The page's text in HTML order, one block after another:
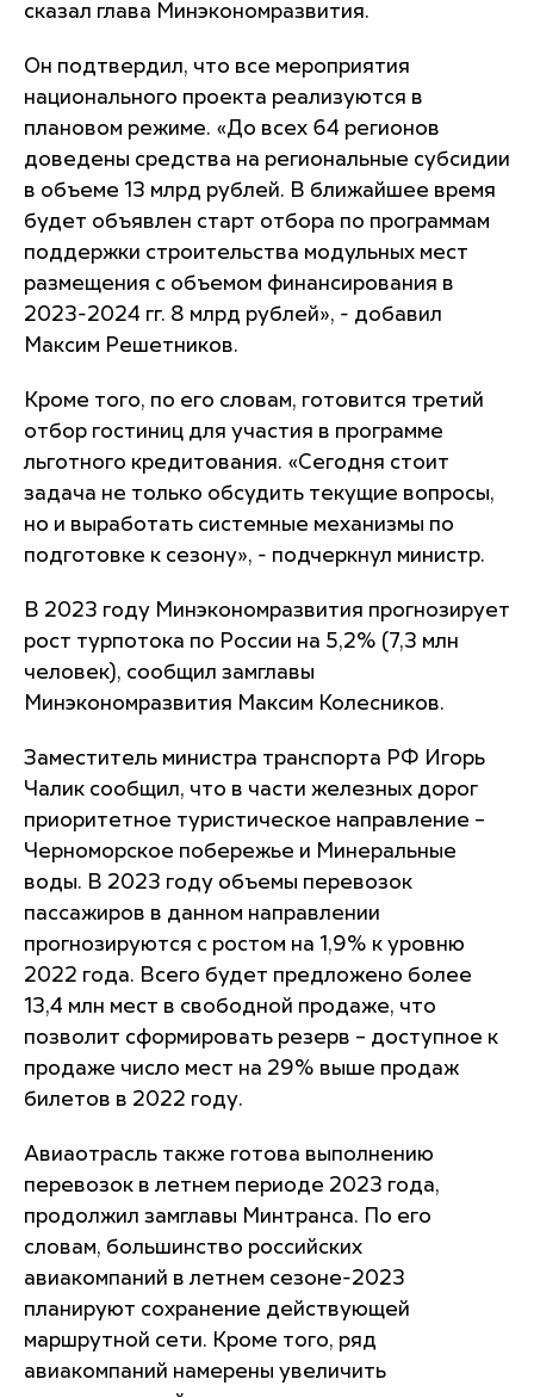
сказал глава Минэкономразвития.
Он подтвердил, что все мероприятия
национального проекта реализуются в
плановом режиме. «До всех 64 регионов
доведены средства на региональные субсидии
в объеме 13 млрд рублей. В ближайшее время
будет объявлен старт отбора по программам
поддержки строительства модульных мест
размещения с объемом финансирования в
2023-2024 гг. 8 млрд рублей», - добавил
Максим Решетников.
Кроме того, по его словам, готовится третий
отбор гостиниц для участия в программе
льготного кредитования. «Сегодня стоит
задача не только обсудить текущие вопросы,
но и выработать системные механизмы по
подготовке к сезону», - подчеркнул министр.
В 2023 году Минэкономразвития прогнозирует
рост турпотока по России на 5,2% (7,3 млн
человек), сообщил замглавы
Минэкономразвития Максим Колесников.
Заместитель министра транспорта РФ Игорь
Чалик сообщил, что в части железных дорог
приоритетное туристическое направление –
Черноморское побережье и Минеральные
воды. В 2023 году объемы перевозок
пассажиров в данном направлении
прогнозируются с ростом на 1,9% к уровню
2022 года. Всего будет предложено более
13,4 млн мест в свободной продаже, что
позволит сформировать резерв – доступное к
продаже число мест на 29% выше продаж
билетов в 2022 году.
Авиаотрасль также готова выполнению
перевозок в летнем периоде 2023 года,
продолжил замглавы Минтранса. По его
словам, большинство российских
авиакомпаний в летнем сезоне-2023
планируют сохранение действующей
маршрутной сети. Кроме того, ряд
авиакомпаний намерены увеличить